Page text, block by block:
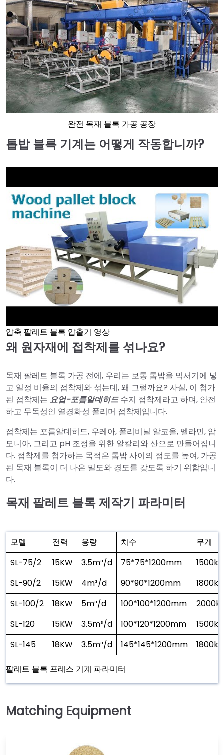
완전 목재 블록 가공 공장
톱밥 블록 기계는 어떻게 작동합니까?
►
압축 팔레트 블록 압출기 영상
왜 원자재에 접착제를 섞나요?
목재 팔레트 블록 가공 전에, 우리는 보통 톱밥을 믹서기에 넣
고 일정 비율의 접착제와 섞는데, 왜 그럴까요? 사실, 이 첨가
된 접착제는 요업-포름알데히드수지 접착제라고 하며, 안전
하고 무독성인 열경화성 폴리머 접착제입니다.
접착제는 포름알데히드, 우레아, 폴리비닐 알코올, 멜라민, 암
모니아, 그리고 pH 조정을 위한 알칼리와 산으로 만들어집니
다. 접착제를 첨가하는 목적은 톱밥 사이의 점도를 높여, 가공
된 목재 블록이 더 나은 밀도와 경도를 갖도록 하기 위함입니
다.
목재 팔레트 블록 제작기 파라미터
모델 전력 용량 치수
무게
SL-75/2
15KW 3.5m³/d 75*75*1200mm
1500kg
SL-90/2
15KW 4m³/d 90*90*1200mm
1800kg
SL-100/2
18KW 5m³/d 100*100*1200mm
SL-120
15KW 3.5m³/d 100*120*1200mm
1500kg
SL-145
18KW 3.5m³/d 145*145*1200mm 1800kg
팔레트 블록 프레스 기계 파라미터